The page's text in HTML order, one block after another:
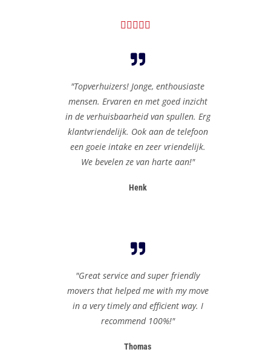
    
"Topverhuizers! Jonge, enthousiaste
mensen. Ervaren en met goed inzicht
in de verhuisbaarheid van spullen. Erg
klantvriendelijk. Ook aan de telefoon
een goeie intake en zeer vriendelijk.
We bevelen ze van harte aan!"
Henk
"Great service and super friendly
movers that helped me with my move
in a very timely and efficient way. I
recommend 100%!"
Thomas